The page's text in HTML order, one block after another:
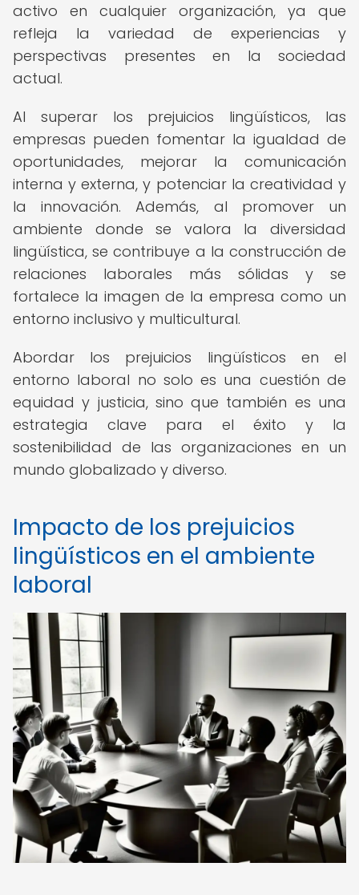
activo en cualquier organización, ya que
refleja la variedad de experiencias y
perspectivas presentes en la sociedad
actual.
Al superar los prejuicios lingüísticos, las
empresas pueden fomentar la igualdad de
oportunidades, mejorar la comunicación
interna y externa, y potenciar la creatividad y
la innovación. Además, al promover un
ambiente donde se valora la diversidad
lingüística, se contribuye a la construcción de
relaciones laborales más sólidas y se
fortalece la imagen de la empresa como un
entorno inclusivo y multicultural.
Abordar los prejuicios lingüísticos en el
entorno laboral no solo es una cuestión de
equidad y justicia, sino que también es una
estrategia clave para el éxito y la
sostenibilidad de las organizaciones en un
mundo globalizado y diverso.
Impacto de los prejuicios
lingüísticos en el ambiente
laboral